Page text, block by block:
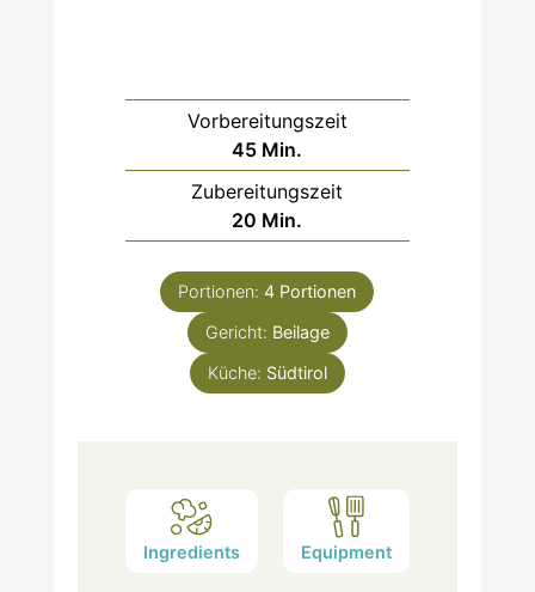
Vorbereitungszeit
45Minuten
Min.
Zubereitungszeit
20 Minuten
Min.
Portionen:4 Portionen
Gericht: Beilage
Küche: Südtirol
Ingredients Equipment